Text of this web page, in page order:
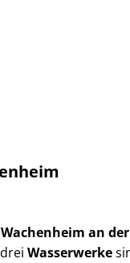
Wachenheim an
Wasserwerke